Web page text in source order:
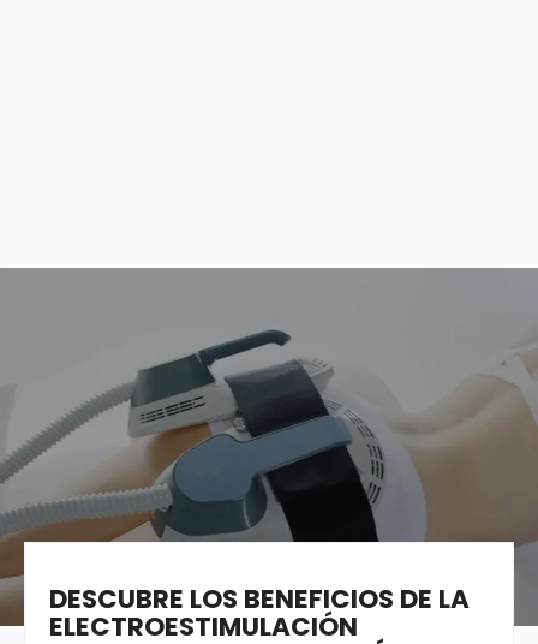
DESCUBRE LOS BENEFICIOS DE LA
ELECTROESTIMULACIÓN